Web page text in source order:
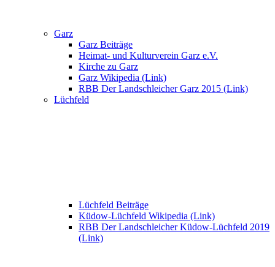
Garz
Garz Beiträge
Heimat- und Kulturverein Garz e.V.
Kirche zu Garz
Garz Wikipedia (Link)
RBB Der Landschleicher Garz 2015 (Link)
Lüchfeld
Lüchfeld Beiträge
Küdow-Lüchfeld Wikipedia (Link)
RBB Der Landschleicher Küdow-Lüchfeld 2019
(Link)